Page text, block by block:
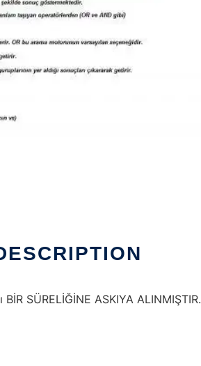
SÜRELİĞİNE ASKIYA ALINMIŞTIR.